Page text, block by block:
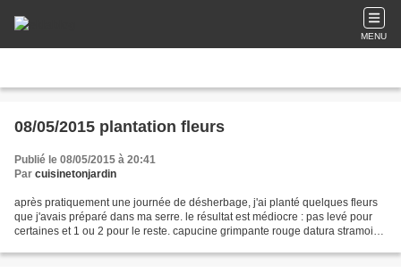
MENU
08/05/2015 plantation fleurs
Publié le 08/05/2015 à 20:41
Par cuisinetonjardin
après pratiquement une journée de désherbage, j'ai planté quelques fleurs
que j'avais préparé dans ma serre. le résultat est médiocre : pas levé pour
certaines et 1 ou 2 pour le reste. capucine grimpante rouge datura stramoine